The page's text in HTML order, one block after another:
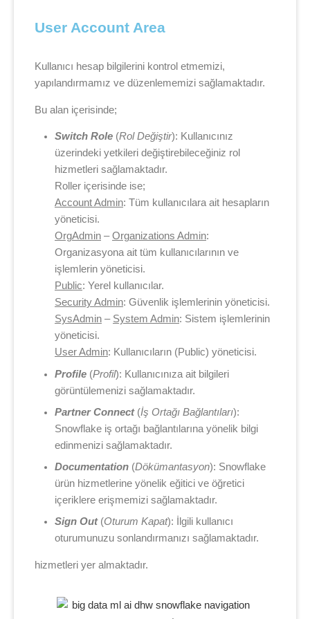
User Account Area
Kullanıcı hesap bilgilerini kontrol etmemizi,
yapılandırmamız ve düzenlememizi sağlamaktadır.
Bu alan içerisinde;
Switch Role (Rol Değiştir): Kullanıcınız
üzerindeki yetkileri değiştirebileceğiniz rol
hizmetleri sağlamaktadır.
Roller içerisinde ise;
Account Admin: Tüm kullanıcılara ait hesapların
yöneticisi.
OrgAdmin –Organizations Admin:
Organizasyona ait tüm kullanıcılarının ve
işlemlerin yöneticisi.
Public: Yerel kullanıcılar.
Security Admin: Güvenlik işlemlerinin yöneticisi.
SysAdmin – System Admin: Sistem işlemlerinin
yöneticisi.
User Admin: Kullanıcıların (Public) yöneticisi.
Profile (Profil): Kullanıcınıza ait bilgileri
görüntülemenizi sağlamaktadır.
Partner Connect(İş Ortağı Bağlantıları):
Snowflake iş ortağı bağlantılarına yönelik bilgi
edinmenizi sağlamaktadır.
Documentation (Dökümantasyon): Snowflake
ürün hizmetlerine yönelik eğitici ve öğretici
içeriklere erişmemizi sağlamaktadır.
Sign Out(Oturum Kapat): İlgili kullanıcı
oturumunuzu sonlandırmanızı sağlamaktadır.
hizmetleri yer almaktadır.